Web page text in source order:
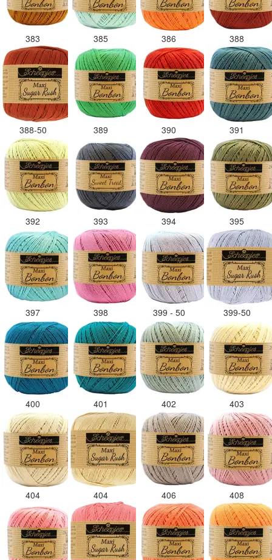
383 385 386 388
388-50 389 390 391
392 393 394 395
397 398 399 - 50 399-50
400 401 402 403
404 404 406 408